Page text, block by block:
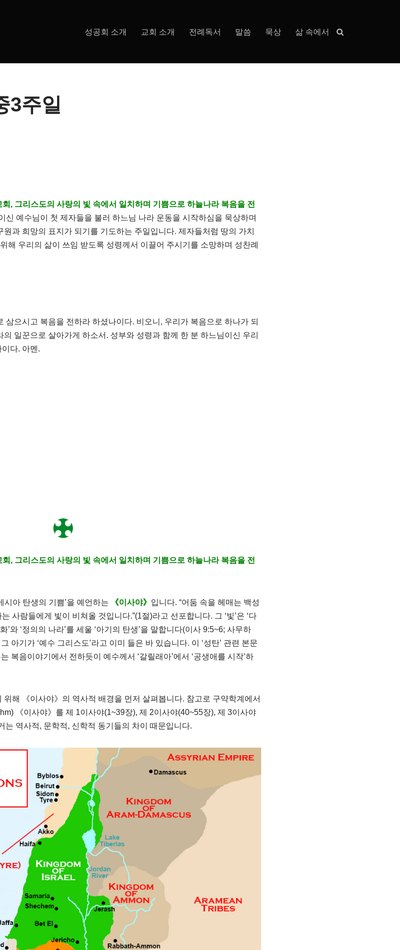
성공회 소개 교회 소개 전례독서 말씀 묵상 삶 속에서
3주일
회, 그리스도의 사랑의 빛 속에서 일치하며 기쁨으로 하늘나라 복음을 전
신 예수님이 첫 제자들을 불러 하느님 나라 운동을 시작하심을 묵상하며
과 희망의 표지가 되기를 기도하는 주일입니다. 제자들처럼 땅의 가치
해 우리의 삶이 쓰임 받도록 성령께서 이끌어 주시기를 소망하며 성찬례
삼으시고 복음을 전하라 하셨나이다. 비오니, 우리가 복음으로 하나가 되
일꾼으로 살아가게 하소서. 성부와 성령과 함께 한 분 하느님이신 우리
다. 아멘.
회, 그리스도의 사랑의 빛 속에서 일치하며 기쁨으로 하늘나라 복음을 전
시아 탄생의 기쁨’을 예언하는 《이사야》 입니다. “어둠 속을 헤매는 백성
사람들에게 빛이 비쳐올 것입니다.”(1절)라고 선포합니다. 그 ‘빛’은 ‘다
’와 ‘정의의 나라’를 세울 ‘아기의 탄생’을 말합니다(이사 9:5~6; 사무하
아기가 ‘예수 그리스도’라고 이미 들은 바 있습니다. 이 ‘성탄’ 관련 본문
복음이야기에서 전하듯이 예수께서 ‘갈릴래아’에서 ‘공생애를 시작’하
해 《이사야》의 역사적 배경을 먼저 살펴봅니다. 참고로 구약학계에서
《이사야》를 제 1이사야(1~39장), 제 2이사야(40~55장), 제 3이사야
는 역사적, 문학적, 신학적 동기들의 차이 때문입니다.